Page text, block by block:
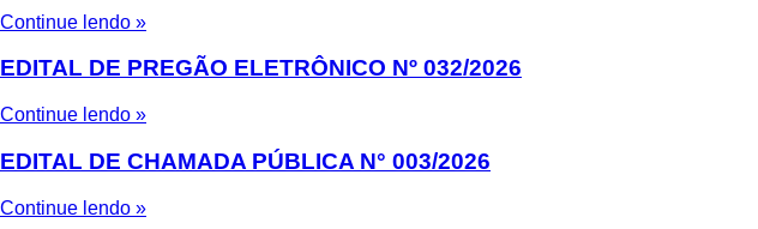
Continue lendo »
EDITAL DE PREGÃO ELETRÔNICO Nº 032/2026
Continue lendo »
EDITAL DE CHAMADA PÚBLICA N° 003/2026
Continue lendo »